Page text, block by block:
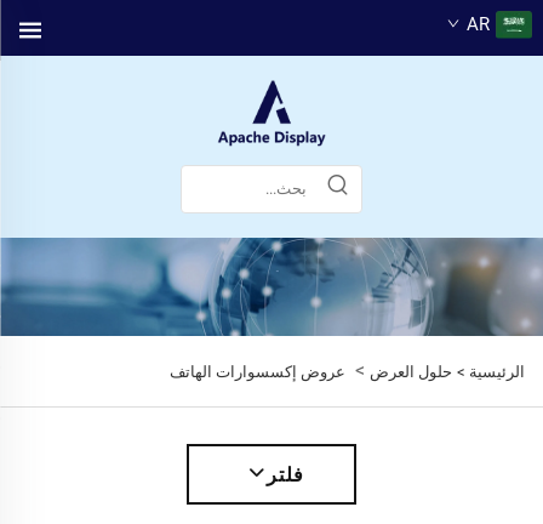
AR
الرئيسية > حلول العرض > عروض إكسسوارات الهاتف
فلتر